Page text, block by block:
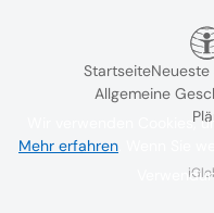
StartseiteNeueste
Allgemeine
Wir verwenden Cookies,
Mehr erfahren